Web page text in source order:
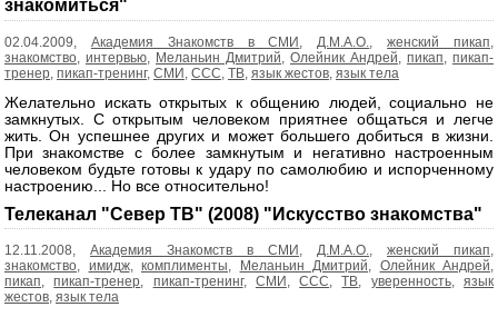
знакомиться"
02.04.2009, Академия Знакомств в СМИ Д.М.А.О. ,женский пикап
знакомство интервью Меланьин Дмитрий Олейник Андрей пикап
пикап-
тренер пикап-тренинг, СМИ ССС ТВ язык жестов язык тела
Желательно искать открытых к общению людей, социально не
замкнутых. С открытым человеком приятнее общаться и легче
жить. Он успешнее других и может большего добиться в жизни.
При знакомстве с более замкнутым и негативно настроенным
человеком будьте готовы к удару по самолюбию и испорченному
настроению... Но все относительно!
Телеканал "Север ТВ" (2008) "Искусство знакомства"
12.11.2008, Академия Знакомств в СМИ , Д.М.А.О., женский пикап,
знакомство, имидж, комплименты, Меланьин Дмитрий, Олейник Андрей,
пикап,пикап-тренер, пикап-тренинг, СМИ ,ССС,ТВ, уверенность,язык
жестов, язык тела